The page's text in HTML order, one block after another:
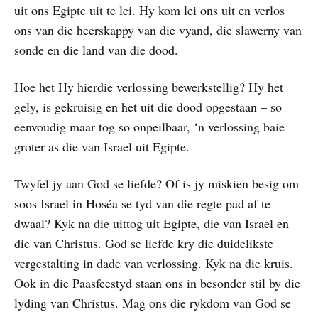
uit ons Egipte uit te lei. Hy kom lei ons uit en verlos
ons van die heerskappy van die vyand, die slawerny van
sonde en die land van die dood.
Hoe het Hy hierdie verlossing bewerkstellig? Hy het
gely, is gekruisig en het uit die dood opgestaan – so
eenvoudig maar tog so onpeilbaar, ‘n verlossing baie
groter as die van Israel uit Egipte.
Twyfel jy aan God se liefde? Of is jy miskien besig om
soos Israel in Hoséa se tyd van die regte pad af te
dwaal? Kyk na die uittog uit Egipte, die van Israel en
die van Christus. God se liefde kry die duidelikste
vergestalting in dade van verlossing. Kyk na die kruis.
Ook in die Paasfeestyd staan ons in besonder stil by die
lyding van Christus. Mag ons die rykdom van God se